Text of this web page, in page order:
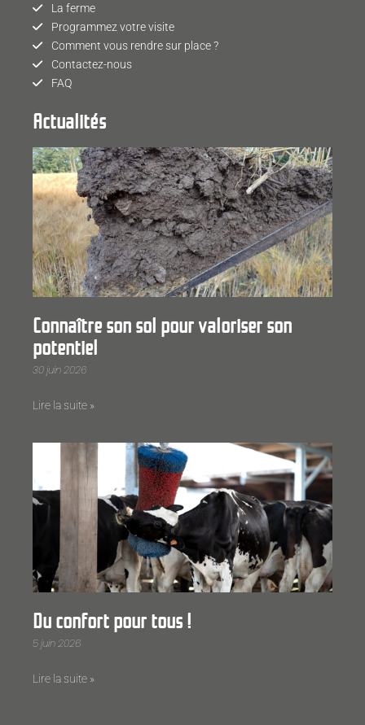
La ferme
Programmez votre visite
Comment vous rendre sur place ?
Contactez-nous
FAQ
Actualités
Connaître son sol pour valoriser son
potentiel
30 juin 2026
Lire la suite »
Du confort pour tous !
5 juin 2026
Lire la suite »